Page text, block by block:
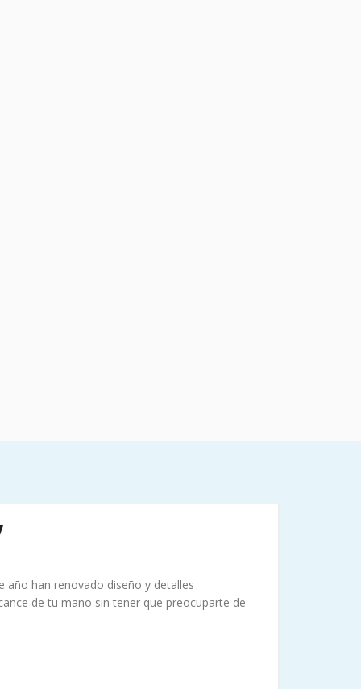
año han renovado diseño y detalles
de tu mano sin tener que preocuparte de